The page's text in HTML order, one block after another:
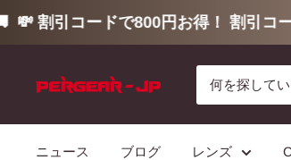
割引コードで800円お得！ 割引コード:
ニュース ブログ レンズ